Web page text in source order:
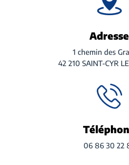
Adresse
1 chemin des
42 210 SAINT-CYR
06 86 30 22